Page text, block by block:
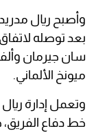
وأصبح ريال
بعد توصله
سان جيرمان
ميونخ الألماني.
وتعمل إدارة ريال
خط دفاع